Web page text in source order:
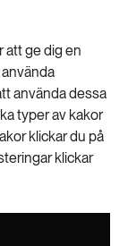
att ge dig en
använda dessa
typer av kakor
klickar du på
klickar
går in i ett
en vi-
”vi
pratar man
som
och vi-
till